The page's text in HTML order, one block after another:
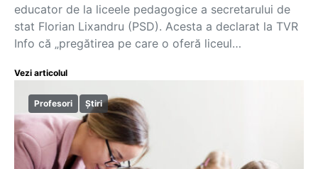
educator de la liceele pedagogice a secretarului de
stat Florian Lixandru (PSD). Acesta a declarat la TVR
Info că „pregătirea pe care o oferă liceul…
Vezi articolul
Profesori Știri